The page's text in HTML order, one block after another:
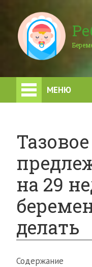
МЕНЮ
Тазовое
на 29
делать
Содержание